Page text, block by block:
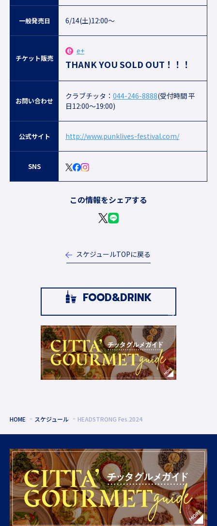
一般発売日 6/14(土)12:00～
チケット販売
e+
THANK YOU SOLD OUT！！！
お問い合わせ
クラブチッタ： 044-246-8888(受付時間 平
日12:00〜19:00)
公式サイト http://www.punklives-festival.com/
SNS
この情報をシェアする
スケジュールTOPに戻る
FOOD&DRINK
HOME スケジュール HEADSTRONG Fes.2024